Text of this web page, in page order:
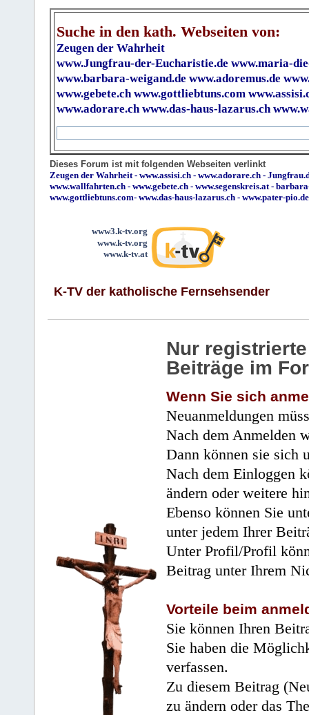
Suche in den kath. Webseiten von:
Zeugen der Wahrheit
www.Jungfrau-der-Eucharistie.de www.maria-
www.barbara-weigand.de www.adoremus.de
www.gebete.ch www.gottliebtuns.com
www.adorare.ch www.das-haus-lazarus.ch
Dieses Forum ist mit folgenden Webseiten verlinkt
Zeugen der Wahrheit- www.assisi.ch - www.adorare.ch -
www.wallfahrten.ch - www.gebete.ch - www.segenskreis.at-
www.gottliebtuns.com- www.das-haus-lazarus.ch - www.pater-pio.de
www3.k-tv.org
www.k-tv.org
www.k-tv.at
K-TV der katholische Fernsehsender
Nur
Beiträge im
Wenn Sie sich
Neuanmeldungen
Nach dem Anmelden
Dann können sie sich
Nach dem Einloggen
ändern oder weitere
Ebenso können Sie
unter jedem Ihrer
Unter Profil/Profil
Beitrag unter Ihrem
Vorteile beim
Sie können Ihren
Sie haben die
verfassen.
Zu diesem Beitrag
zu ändern oder das